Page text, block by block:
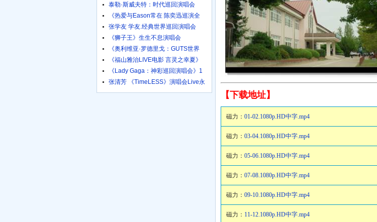
【下载地址】
磁力： 01-02.1080p.HD中字.mp4
磁力： 03-04.1080p.HD中字.mp4
磁力： 05-06.1080p.HD中字.mp4
磁力： 07-08.1080p.HD中字.mp4
磁力： 09-10.1080p.HD中字.mp4
磁力： 11-12.1080p.HD中字.mp4
泰勒·斯威夫特：时代巡回演唱会
《热爱与Eason常在 陈奕迅巡演全
张学友 学友.经典世界巡回演唱会
《狮子王》生生不息演唱会
《奥利维亚·罗德里戈：GUTS世界
《福山雅治LIVE电影 言灵之幸夏》
《Lady Gaga：神彩巡回演唱会》1
张清芳 《TimeLESS》演唱会Live永